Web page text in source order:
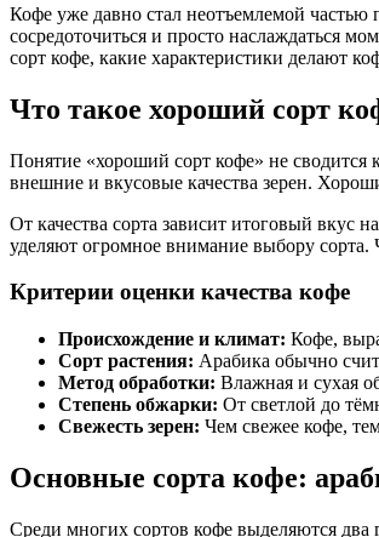
Кофе уже давно стал неотъемлемой частью
сосредоточиться и просто наслаждаться
сорт кофе, какие характеристики делают
Что такое хороший сорт
Понятие «хороший сорт кофе» не
внешние и вкусовые качества зерен.
От качества сорта зависит итоговый вкус
уделяют огромное внимание выбору сорта.
Критерии оценки качества кофе
Происхождение и климат: Кофе,
Сорт растения: Арабика обычно
Метод обработки: Влажная и сухая
Степень обжарки: От светлой до
Свежесть зерен: Чем свежее кофе,
Основные сорта кофе:
Среди многих сортов кофе выделяются